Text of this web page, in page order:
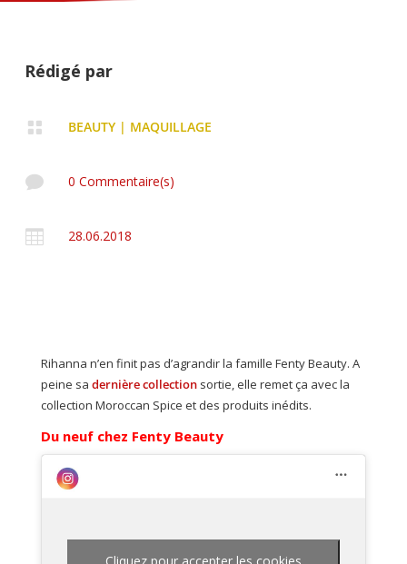
Rédigé par
 BEAUTY| MAQUILLAGE
 0 Commentaire(s)
 28.06.2018
Rihanna n’en finit pas d’agrandir la famille Fenty Beauty. A
peine sa dernière collectionsortie, elle remet ça avec la
collection Moroccan Spice et des produits inédits.
Du neuf chez Fenty Beauty